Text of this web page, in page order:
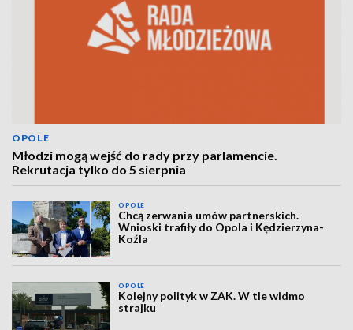
OPOLE
Młodzi mogą wejść do rady przy parlamencie.
Rekrutacja tylko do 5 sierpnia
OPOLE
Chcą zerwania umów partnerskich.
Wnioski trafiły do Opola i Kędzierzyna-
Koźla
OPOLE
Kolejny polityk w ZAK. W tle widmo
strajku